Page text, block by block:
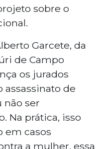
sobre o
Garcete, da
de Campo
os jurados
de
não ser
Na prática, isso
em casos
a mulher, essa